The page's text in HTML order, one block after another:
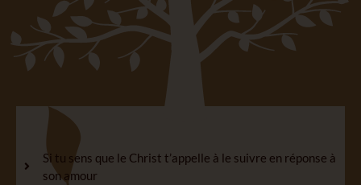
Si tu sens que le Christ t’appelle à le suivre en réponse à
son amour